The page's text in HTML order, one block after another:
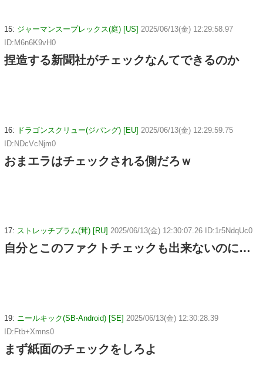
15: ジャーマンスープレックス(庭) [US] 2025/06/13(金) 12:29:58.97
ID:M6n6K9vH0
捏造する新聞社がチェックなんてできるのか
16: ドラゴンスクリュー(ジパング) [EU] 2025/06/13(金) 12:29:59.75
ID:NDcVcNjm0
おまエラはチェックされる側だろｗ
17: ストレッチプラム(茸) [RU] 2025/06/13(金) 12:30:07.26 ID:1r5NdqUc0
自分とこのファクトチェックも出来ないのに…
19: ニールキック(SB-Android) [SE] 2025/06/13(金) 12:30:28.39
ID:Ftb+Xmns0
まず紙面のチェックをしろよ